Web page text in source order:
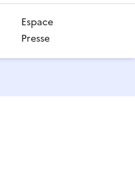
Espace
Presse